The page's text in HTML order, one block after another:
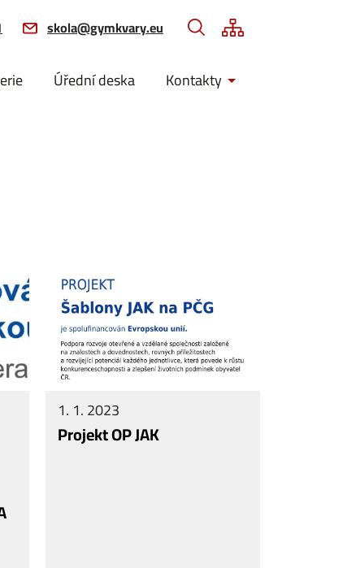
skola@gymkvary.eu
Úřední deska Kontakty
1. 1. 2023
Projekt OP JAK